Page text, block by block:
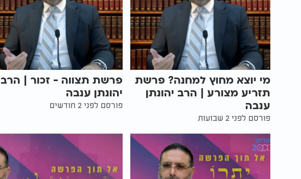
מי יוצא מחוץ למחנה? פרשת
תזריע מצורע | הרב יהונתן
ענבה
פורסם לפני 2 שבועות
פרשת תצווה - זכור | הרב
יהונתן ענבה
פורסם לפני 2 חודשים